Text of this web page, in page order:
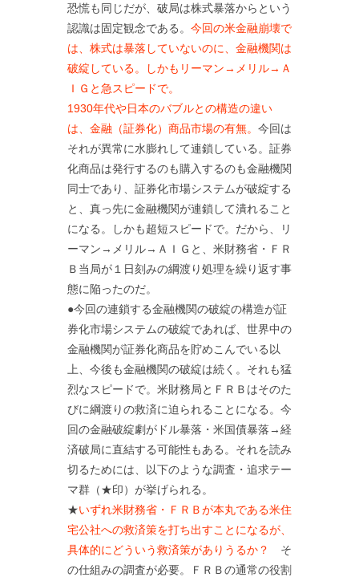
恐慌も同じだが、破局は株式暴落からという
認識は固定観念である。 今回の米金融崩壊で
は、株式は暴落していないのに、金融機関は
破綻している。しかもリーマン→メリル→Ａ
ＩＧと急スピードで。
1930年代や日本のバブルとの構造の違い
は、金融（証券化）商品市場の有無。 今回は
それが異常に水膨れして連鎖している。証券
化商品は発行するのも購入するのも金融機関
同士であり、証券化市場システムが破綻する
と、真っ先に金融機関が連鎖して潰れること
になる。しかも超短スピードで。だから、リ
ーマン→メリル→ＡＩＧと、米財務省・ＦＲ
Ｂ当局が１日刻みの綱渡り処理を繰り返す事
態に陥ったのだ。
●今回の連鎖する金融機関の破綻の構造が証
券化市場システムの破綻であれば、世界中の
金融機関が証券化商品を貯めこんでいる以
上、今後も金融機関の破綻は続く。それも猛
烈なスピードで。米財務局とＦＲＢはそのた
びに綱渡りの救済に迫られることになる。今
回の金融破綻劇がドル暴落・米国債暴落→経
済破局に直結する可能性もある。それを読み
切るためには、以下のような調査・追求テー
マ群（★印）が挙げられる。
★いずれ米財務省・ＦＲＢが本丸である米住
宅公社への救済策を打ち出すことになるが、
具体的にどういう救済策がありうるか？
そ
の仕組みの調査が必要。ＦＲＢの通常の役割